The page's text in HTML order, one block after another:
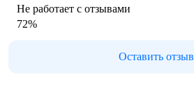
Не работает с отзывами
72%
Оставить отзыв